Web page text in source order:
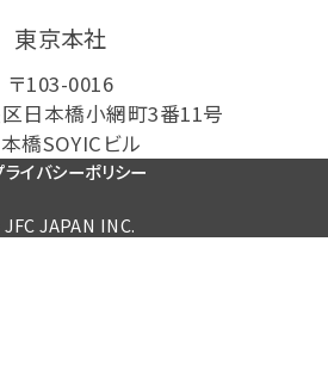
東京本社
〒103-0016
日本橋小網町3番11号
橋SOYICビル
ライバシーポリシー
JAPAN INC.